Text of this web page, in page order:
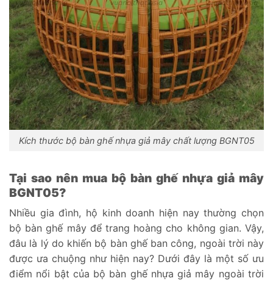
Kích thước bộ bàn ghế nhựa giả mây chất lượng BGNT05
Tại sao nên mua bộ bàn ghế nhựa giả mây
BGNT05?
Nhiều gia đình, hộ kinh doanh hiện nay thường chọn
bộ bàn ghế mây để trang hoàng cho không gian. Vậy,
đâu là lý do khiến bộ bàn ghế ban công, ngoài trời này
được ưa chuộng như hiện nay? Dưới đây là một số ưu
điểm nổi bật của bộ bàn ghế nhựa giả mây ngoài trời